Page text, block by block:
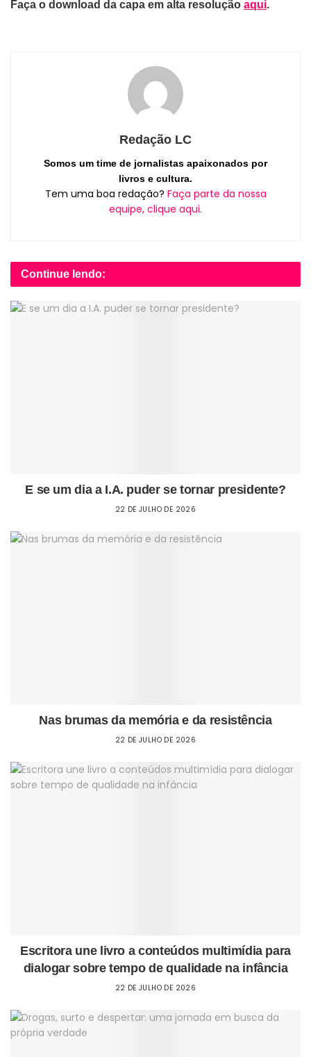
Faça o download da capa em alta resolução aqui.
Redação LC
Somos um time de jornalistas apaixonados por
livros e cultura.
Tem uma boa redação? Faça parte da nossa
equipe, clique aqui.
Continue lendo:
E se um dia a I.A. puder se tornar presidente?
22 DE JULHO DE 2026
Nas brumas da memória e da resistência
22 DE JULHO DE 2026
Escritora une livro a conteúdos multimídia para
dialogar sobre tempo de qualidade na infância
22 DE JULHO DE 2026